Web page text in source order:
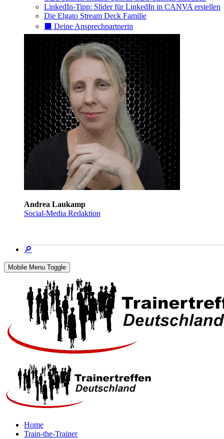
LinkedIn-Tipp: Slider für LinkedIn in CANVA erstellen
Die Elgato Stream Deck Familie
⬛️ Deine Ansprechpartnerin
Andrea Laukamp
Social-Media Redaktion
🔎
Mobile Menu Toggle
Home
Train-the-Trainer